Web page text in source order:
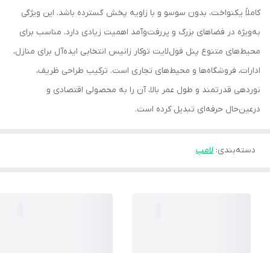
کاملاً یکنواخت، بدون سوسو و با زاویه پخش گسترده باشد. این ویژگی
به‌ویژه در فضاهای بزرگ و پررفت‌وآمد اهمیت زیادی دارد. مناسب برای
محیط‌های متنوع پنل فول‌لایت توکار زانیس انتخابی ایده‌آل برای منازل،
ادارات، فروشگاه‌ها و محیط‌های تجاری است. ترکیب طراحی ظریف،
نوردهی قدرتمند و طول عمر بالا، آن را به محصولی اقتصادی و
درعین‌حال حرفه‌ای تبدیل کرده است.
دسته‌بندی: لامپ